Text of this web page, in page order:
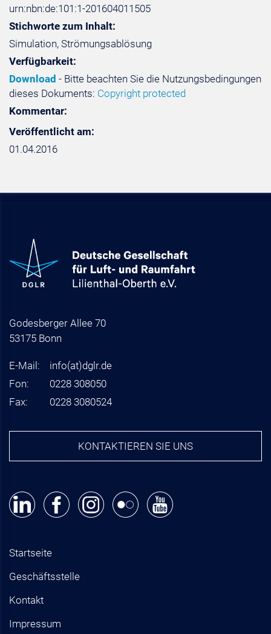
urn:nbn:de:101:1-201604011505
Stichworte zum Inhalt:
Simulation, Strömungsablösung
Verfügbarkeit:
Download - Bitte beachten Sie die Nutzungsbedingungen
dieses Dokuments: Copyright protected
Kommentar:
Veröffentlicht am:
01.04.2016
Godesberger Allee 70
53175 Bonn
E-Mail: info(at)dglr.de
Fon:
0228 308050
Fax:
0228 3080524
KONTAKTIEREN SIE UNS
Startseite
Geschäftsstelle
Kontakt
Impressum